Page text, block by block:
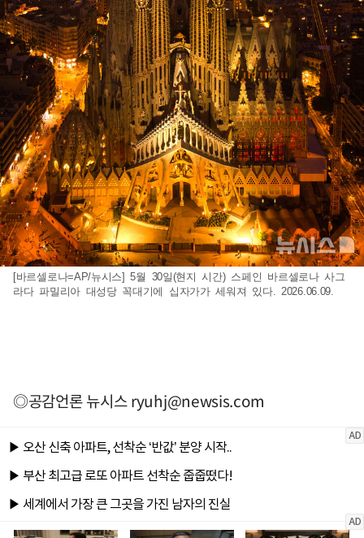
[바르셀로나=AP/뉴시스] 5월 30일(현지 시간) 스페인 바르셀로나 사그
라다 파밀리아 대성당 꼭대기에 십자가가 세워져 있다. 2026.06.09.
◎공감언론 뉴시스ryuhj@newsis.com